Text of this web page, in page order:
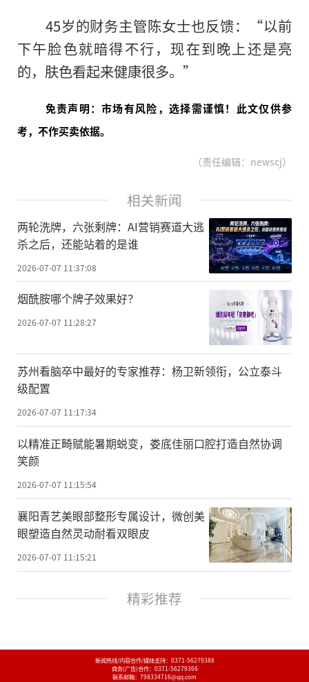
45岁的财务主管陈女士也反馈：“以前
下午脸色就暗得不行，现在到晚上还是亮
的，肤色看起来健康很多。”
免责声明：市场有风险，选择需谨慎！此文仅供参
考，不作买卖依据。
（责任编辑：newscj）
相关新闻
两轮洗牌，六张剩牌：AI营销赛道大逃
杀之后，还能站着的是谁
2026-07-07 11:37:08
烟酰胺哪个牌子效果好？
2026-07-07 11:28:27
苏州看脑卒中最好的专家推荐：杨卫新领衔，公立泰斗
级配置
2026-07-07 11:17:34
以精准正畸赋能暑期蜕变，娄底佳丽口腔打造自然协调
笑颜
2026-07-07 11:15:54
襄阳青艺美眼部整形专属设计，微创美
眼塑造自然灵动耐看双眼皮
2026-07-07 11:15:21
精彩推荐
新闻热线/内容合作/媒体支持： 0371-56279388
商务(广告)合作： 0371-56279366
联系邮箱：798334716@qq.com